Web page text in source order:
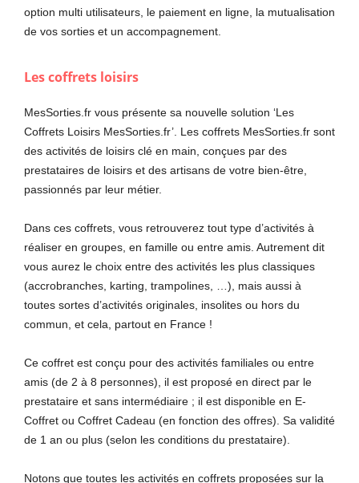
option multi utilisateurs, le paiement en ligne, la mutualisation
de vos sorties et un accompagnement.
Les coffrets loisirs
MesSorties.fr vous présente sa nouvelle solution ‘Les
Coffrets Loisirs MesSorties.fr’. Les coffrets MesSorties.fr sont
des activités de loisirs clé en main, conçues par des
prestataires de loisirs et des artisans de votre bien-être,
passionnés par leur métier.
Dans ces coffrets, vous retrouverez tout type d’activités à
réaliser en groupes, en famille ou entre amis. Autrement dit
vous aurez le choix entre des activités les plus classiques
(accrobranches, karting, trampolines, …), mais aussi à
toutes sortes d’activités originales, insolites ou hors du
commun, et cela, partout en France !
Ce coffret est conçu pour des activités familiales ou entre
amis (de 2 à 8 personnes), il est proposé en direct par le
prestataire et sans intermédiaire ; il est disponible en E-
Coffret ou Coffret Cadeau (en fonction des offres). Sa validité
de 1 an ou plus (selon les conditions du prestataire).
Notons que toutes les activités en coffrets proposées sur la